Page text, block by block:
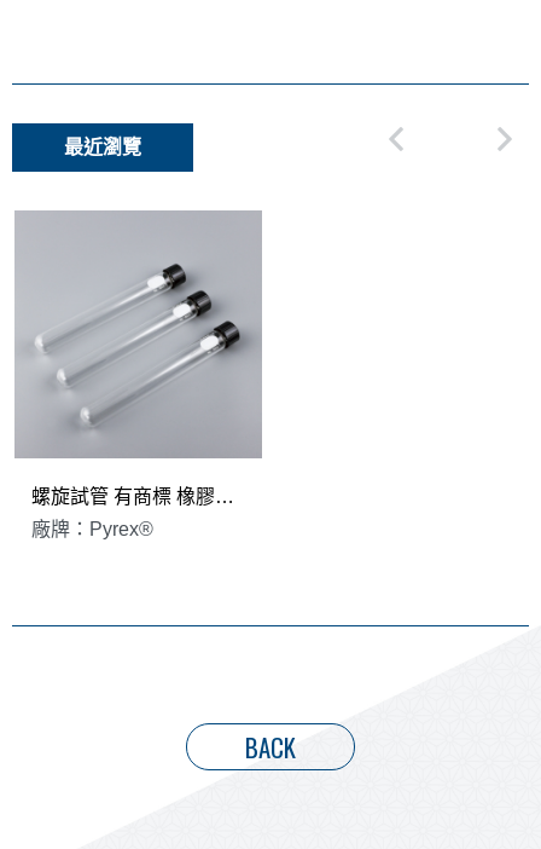
最近瀏覽
螺旋試管 有商標 橡膠墊片 Pyrex®
廠牌：Pyrex®
BACK